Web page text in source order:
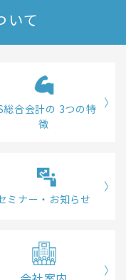
いて
総合会計の 3つの特
徴
ミナー・お知らせ